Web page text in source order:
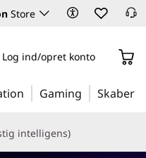
Store
Log ind/opret konto
Gaming Skaber
intelligens)